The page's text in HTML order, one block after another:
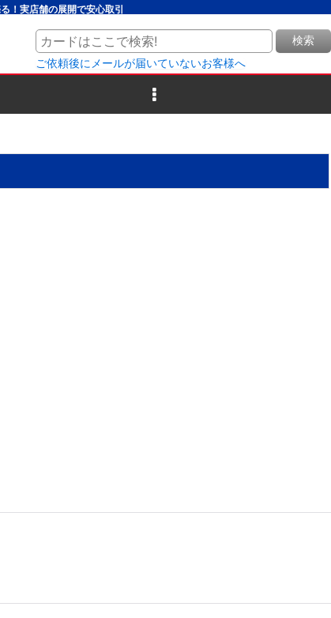
！実店舗の展開で安心取引
検索
ご依頼後にメールが届いていないお客様へ